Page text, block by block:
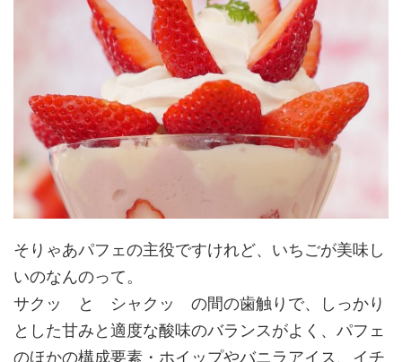
そりゃあパフェの主役ですけれど、いちごが美味し
いのなんのって。
サクッ と シャクッ の間の歯触りで、しっかり
とした甘みと適度な酸味のバランスがよく、パフェ
のほかの構成要素・ホイップやバニラアイス、イチ